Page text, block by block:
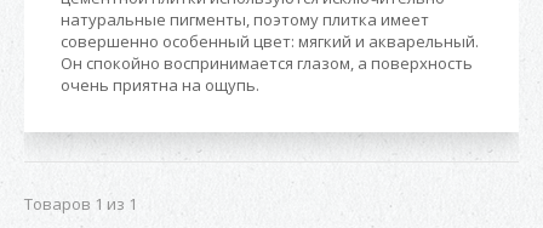
натуральные пигменты, поэтому плитка имеет
совершенно особенный цвет: мягкий и акварельный.
Он спокойно воспринимается глазом, а поверхность
очень приятна на ощупь.
Товаров 1 из 1